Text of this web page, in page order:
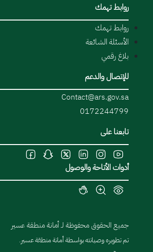
روابط تهمك
روابط تهمك
الأسئلة الشائعة
بلاغ رقمي
للإتصال والدعم
Contact@ars.gov.sa
0172244799
تابعنا على
أدوات الأتاحة والوصول
جميع الحقوق محفوظة لـ أمانة منطقة عسير
تم تطويره وصيانته بواسطة أمانة منطقة عسير.